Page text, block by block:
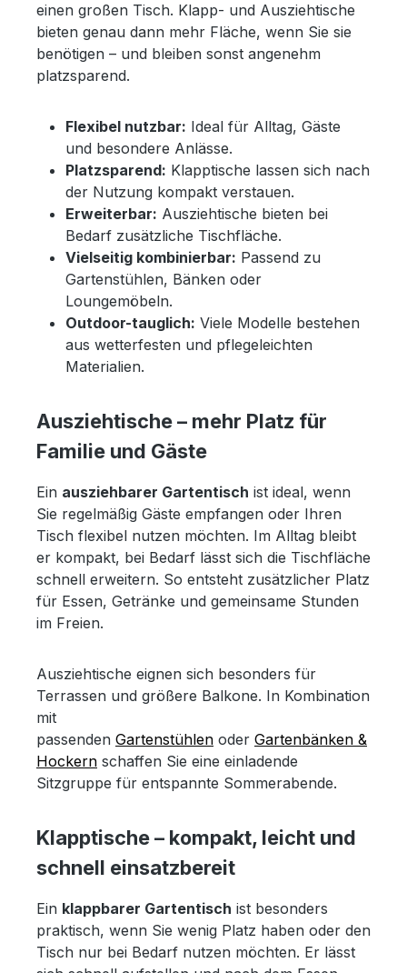
einen großen Tisch. Klapp- und Ausziehtische
bieten genau dann mehr Fläche, wenn Sie sie
benötigen – und bleiben sonst angenehm
platzsparend.
Flexibel nutzbar: Ideal für Alltag, Gäste
und besondere Anlässe.
Platzsparend: Klapptische lassen sich nach
der Nutzung kompakt verstauen.
Erweiterbar: Ausziehtische bieten bei
Bedarf zusätzliche Tischfläche.
Vielseitig kombinierbar: Passend zu
Gartenstühlen, Bänken oder
Loungemöbeln.
Outdoor-tauglich: Viele Modelle bestehen
aus wetterfesten und pflegeleichten
Materialien.
Ausziehtische – mehr Platz für
Familie und Gäste
Ein ausziehbarer Gartentisch ist ideal, wenn
Sie regelmäßig Gäste empfangen oder Ihren
Tisch flexibel nutzen möchten. Im Alltag bleibt
er kompakt, bei Bedarf lässt sich die Tischfläche
schnell erweitern. So entsteht zusätzlicher Platz
für Essen, Getränke und gemeinsame Stunden
im Freien.
Ausziehtische eignen sich besonders für
Terrassen und größere Balkone. In Kombination
mit
passenden Gartenstühlen oder Gartenbänken &
Hockern schaffen Sie eine einladende
Sitzgruppe für entspannte Sommerabende.
Klapptische – kompakt, leicht und
schnell einsatzbereit
Ein klappbarer Gartentisch ist besonders
praktisch, wenn Sie wenig Platz haben oder den
Tisch nur bei Bedarf nutzen möchten. Er lässt